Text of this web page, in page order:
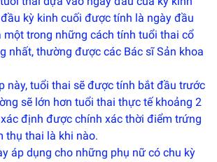
kỳ kinh cuối được tính là ngày đầu
một trong những cách tính tuổi thai cổ
nhất, thường được các Bác sĩ Sản khoa
này, tuổi thai sẽ được tính bắt đầu trước
sẽ lớn hơn tuổi thai thực tế khoảng 2
định được chính xác thời điểm trứng
thụ thai là khi nào.
áp dụng cho những phụ nữ có chu kỳ
Đây là
giải
trải
nghiệm
phát
EGANY